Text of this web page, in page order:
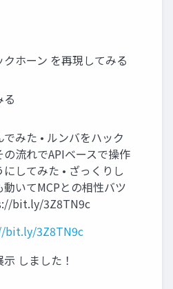
クホーン を再現してみる
る
でみた • ルンバをハック
の流れでAPIベースで操作
してみた • ざっくりし
動いてMCPとの相性バツ
bit.ly/3Z8TN9c
bit.ly/3Z8TN9c
しました！